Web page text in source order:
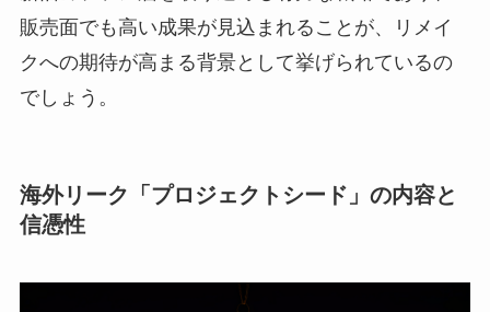
販売面でも高い成果が見込まれることが、リメイ
クへの期待が高まる背景として挙げられているの
でしょう。
海外リーク「プロジェクトシード」の内容と
信憑性